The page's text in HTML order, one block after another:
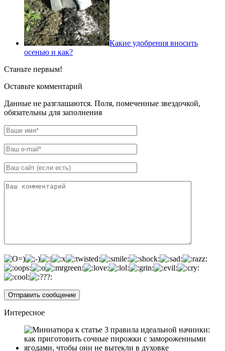
Какие удобрения вносить
осенью и как?
Станьте первым!
Оставьте комментарий
Данные не разглашаются. Поля, помеченные звездочкой,
обязательны для заполнения
Интересное